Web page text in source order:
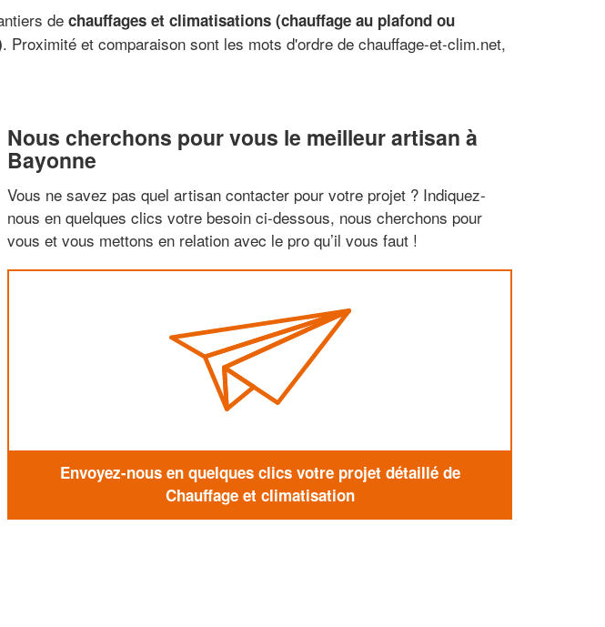
de chauffages et climatisations (chauffage au plafond ou
. Proximité et comparaison sont les mots d'ordre de chauffage-et-clim.net,
Nous cherchons pour vous le meilleur artisan à
Bayonne
Vous ne savez pas quel artisan contacter pour votre projet ? Indiquez-
nous en quelques clics votre besoin ci-dessous, nous cherchons pour
vous et vous mettons en relation avec le pro qu’il vous faut !
Envoyez-nous en quelques clics votre projet détaillé de
Chauffage et climatisation